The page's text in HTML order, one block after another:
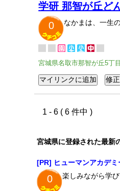
学研 那智が丘ど
0
なかまは、一生
宮城県名取市那智が丘5丁
1 - 6 ( 6 件中 )
宮城県に登録された最新
[PR] ヒューマンアカデ
0 楽しみながら学